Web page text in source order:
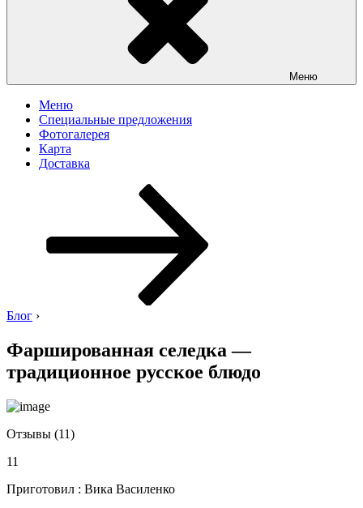
Меню
Меню
Специальные предложения
Фотогалерея
Карта
Доставка
Блог ›
Фаршированная селедка —
традиционное русское блюдо
Отзывы (11)
11
Приготовил : Вика Василенко